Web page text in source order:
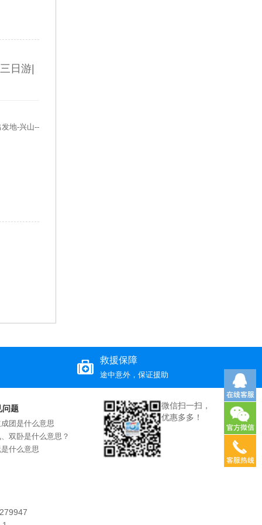
日游|
地-兴山--
救援保障
途中意外，保证援助
问题
团是什么意思
双卧是什么意思？
什么意思
微信扫一扫，
优惠多多！